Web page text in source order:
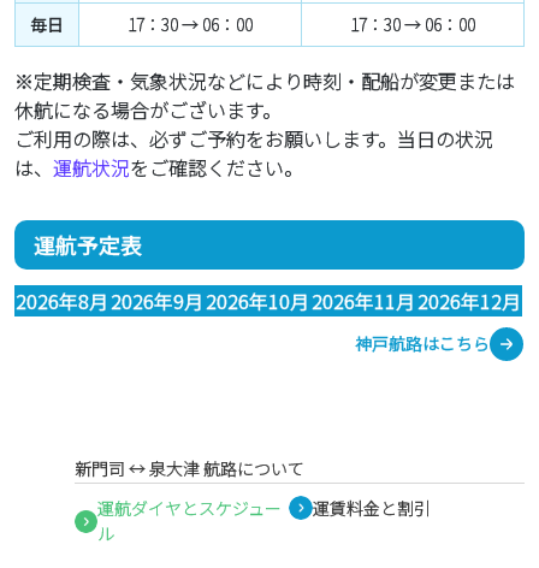
毎日
17：30 → 06：00 17：30 → 06：00
※定期検査・気象状況などにより時刻・配船が変更または
休航になる場合がございます。
ご利用の際は、必ずご予約をお願いします。当日の状況
は、 運航状況をご確認ください。
運航予定表
2026年8月2026年9月2026年10月2026年11月2026年12月
神戸航路はこちら
新門司 ↔︎ 泉大津 航路について
運航ダイヤとスケジュー
ル
運賃料金と割引